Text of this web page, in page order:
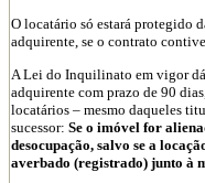
O locatário só estará protegido
adquirente, se o contrato
A Lei do Inquilinato em vigor
adquirente com prazo de 90
locatários – mesmo daqueles
sucessor: Se o imóvel for
desocupação, salvo se a
averbado (registrado) junto à